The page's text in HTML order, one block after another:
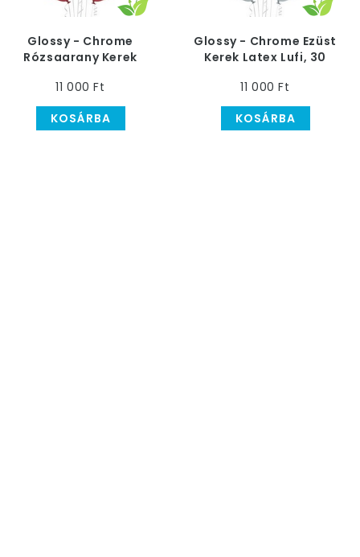
Glossy - Chrome
Rózsaarany Kerek
db
11 000 Ft
KOSÁRBA
Glossy - Chrome Ezüst
Kerek Latex Lufi, 30
11 000 Ft
KOSÁRBA